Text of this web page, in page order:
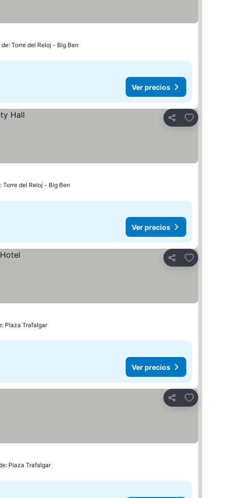
Torre del Reloj - Big Ben
Ver precios
Compartir
Añadir a
Torre del Reloj - Big Ben
Ver precios
Compartir
Añadir a
Plaza Trafalgar
Ver precios
Compartir
Añadir a
Plaza Trafalgar